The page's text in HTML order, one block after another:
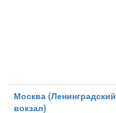
Москва (Ленинградский
вокзал)